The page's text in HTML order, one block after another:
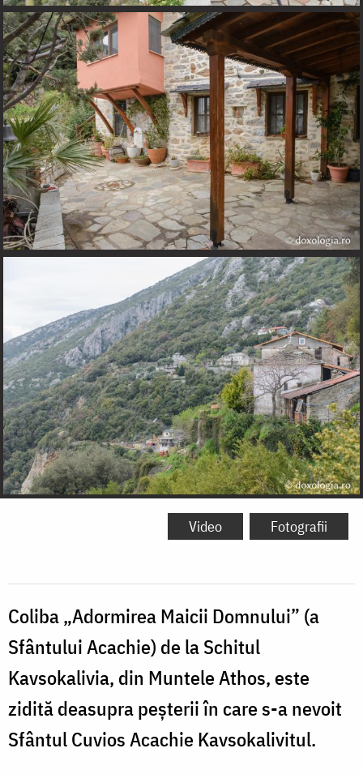
Video Fotografii
Coliba „Adormirea Maicii Domnului” (a
Sfântului Acachie) de la Schitul
Kavsokalivia, din Muntele Athos, este
zidită deasupra peşterii în care s-a nevoit
Sfântul Cuvios Acachie Kavsokalivitul.